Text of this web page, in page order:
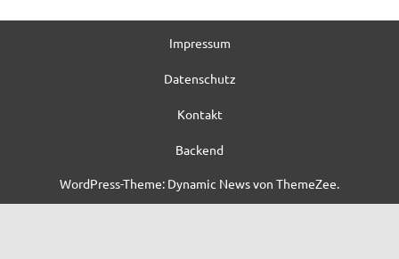
Impressum
Datenschutz
Kontakt
Backend
WordPress-Theme: Dynamic News von ThemeZee.